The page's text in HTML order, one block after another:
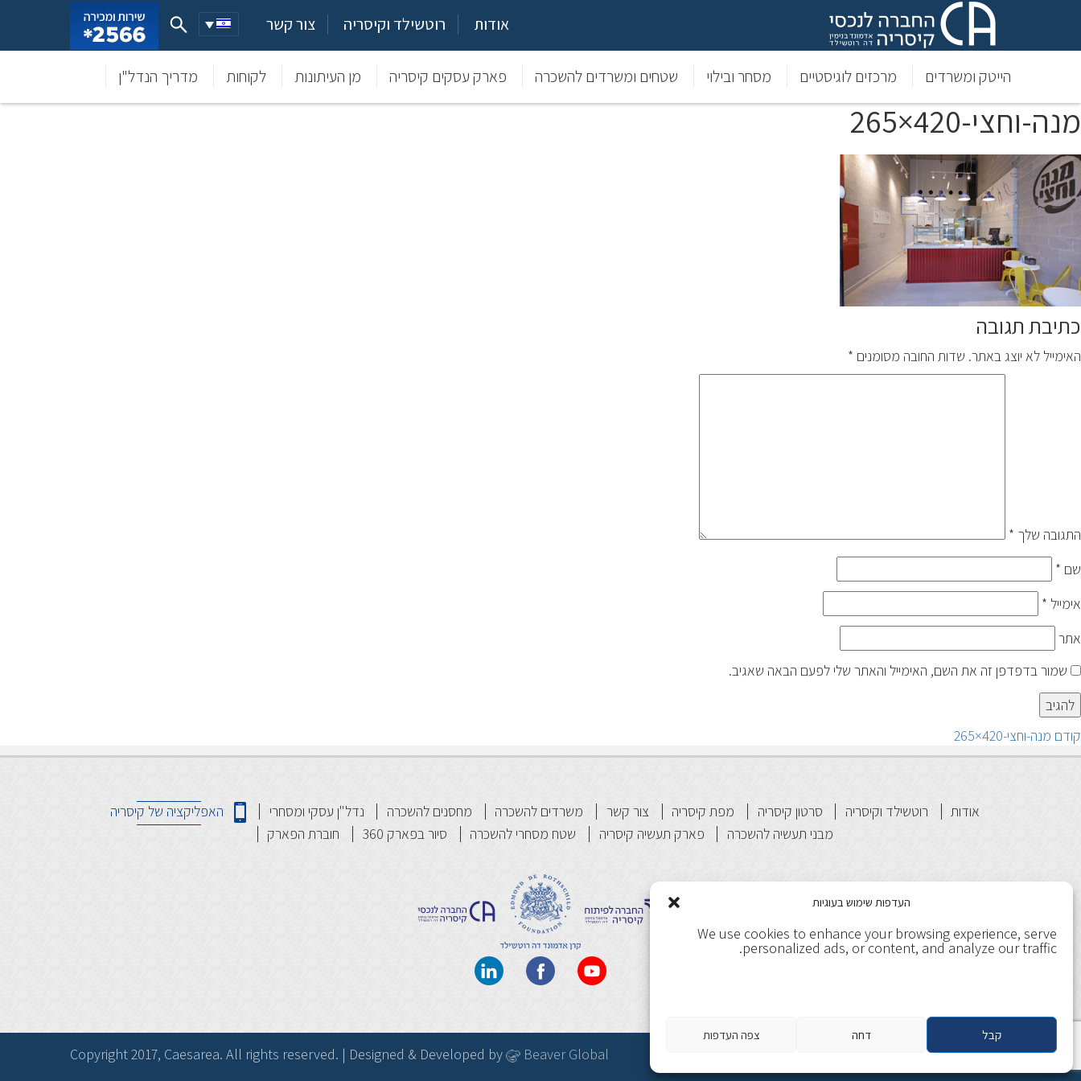
העדפות שימוש בעוגיות
We use cookies to enhance your browsing experience, serve
personalized ads, or content, and analyze our traffic.
קבל דחה צפה העדפות
אודות רוטשילד וקיסריה צור קשר
הייטק ומשרדים מרכזים לוגיסטיים מסחר ובילוי שטחים ומשרדים להשכרה פארק עסקים קיסריה מן העיתונות לקוחות מדריך הנדל"ן
מנה-וחצי-420×265
כתיבת תגובה
האימייל לא יוצג באתר. שדות החובה מסומנים *
התגובה שלך *
שם *
אימייל *
אתר
שמור בדפדפן זה את השם, האימייל והאתר שלי לפעם הבאה שאגיב.
ניווט
קודם הפוסט
הקודם:
מנה-וחצי-420×265
אודות רוטשילד וקיסריה סרטון קיסריה מפת קיסריה צור קשר משרדים להשכרה מחסנים להשכרה נדל"ן עסקי ומסחרי
האפליקציה של קיסריה
מבני תעשיה להשכרה
פארק תעשיה קיסריה שטח מסחרי להשכרה סיור בפארק 360 חוברת הפארק
תנאי שימוש Copyright 2017, Caesarea. All rights reserved. | Designed & Developed by Beaver Global